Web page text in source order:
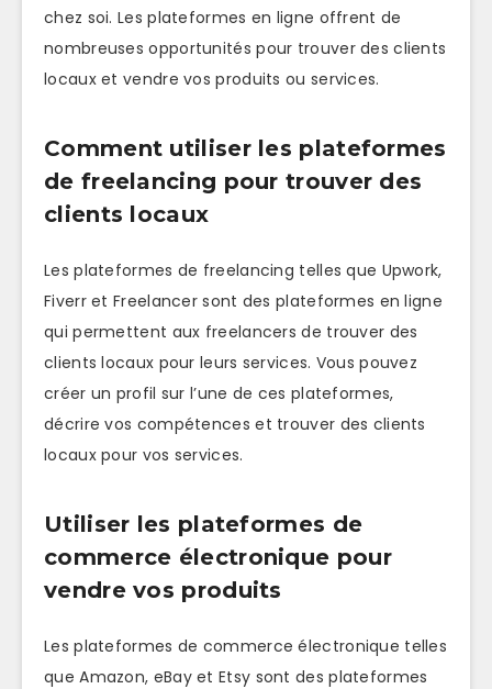
chez soi. Les plateformes en ligne offrent de
nombreuses opportunités pour trouver des clients
locaux et vendre vos produits ou services.
Comment utiliser les plateformes
de freelancing pour trouver des
clients locaux
Les plateformes de freelancing telles que Upwork,
Fiverr et Freelancer sont des plateformes en ligne
qui permettent aux freelancers de trouver des
clients locaux pour leurs services. Vous pouvez
créer un profil sur l’une de ces plateformes,
décrire vos compétences et trouver des clients
locaux pour vos services.
Utiliser les plateformes de
commerce électronique pour
vendre vos produits
Les plateformes de commerce électronique telles
que Amazon, eBay et Etsy sont des plateformes